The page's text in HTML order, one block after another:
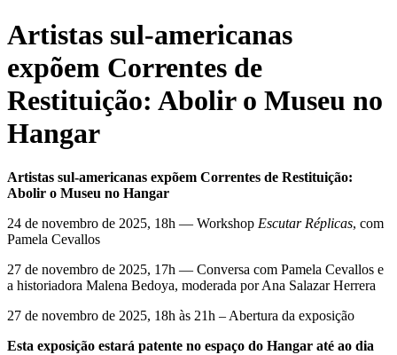
Artistas sul-americanas
expõem Correntes de
Restituição: Abolir o Museu no
Hangar
Artistas sul-americanas expõem Correntes de Restituição:
Abolir o Museu no Hangar
24 de novembro de 2025, 18h — Workshop Escutar Réplicas, com
Pamela Cevallos
27 de novembro de 2025, 17h — Conversa com Pamela Cevallos e
a historiadora Malena Bedoya, moderada por Ana Salazar Herrera
27 de novembro de 2025, 18h às 21h – Abertura da exposição
Esta exposição estará patente no espaço do Hangar até ao dia